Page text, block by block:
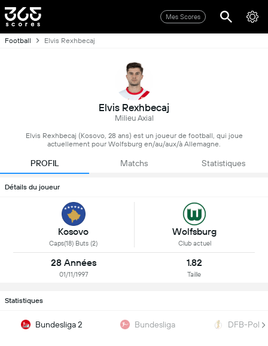
Mes Scores
Football Elvis Rexhbecaj
Elvis Rexhbecaj
Milieu Axial
Elvis Rexhbecaj (Kosovo, 28 ans) est un joueur de football, qui joue
actuellement pour Wolfsburg en/au/aux/à Allemagne.
PROFIL Matchs Statistiques
Détails du joueur
Kosovo
Caps(18) Buts (2)
Wolfsburg
Club actuel
28 Années
01/11/1997
1.82
Taille
Statistiques
Bundesliga 2 Bundesliga DFB-Pokal